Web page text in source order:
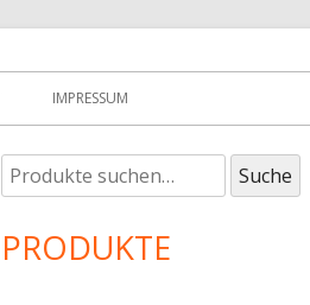
IMPRESSUM
Haupt-
Seitenleiste
Suche
nach:
Suche
PRODUKTE